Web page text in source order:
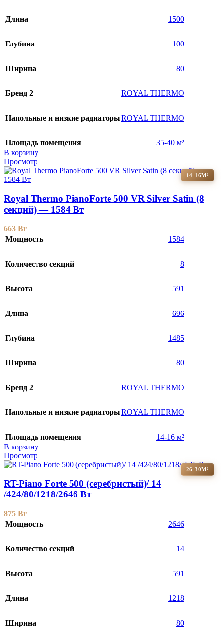
Длина 1500
Глубина 100
Ширина 80
Бренд 2 ROYAL THERMO
Напольные и низкие радиаторыROYAL THERMO
Площадь помещения
35-40 м²
В корзину
Просмотр
14-16М²
Royal Thermo PianoForte 500 VR Silver Satin (8
секций) — 1584 Вт
663 Br
Мощность
1584
Количество секций 8
Высота 591
Длина 696
Глубина 1485
Ширина 80
Бренд 2 ROYAL THERMO
Напольные и низкие радиаторыROYAL THERMO
Площадь помещения
14-16 м²
В корзину
Просмотр
26-30М²
RT-Piano Forte 500 (серебристый)/ 14
/424/80/1218/2646 Вт
875 Br
Мощность
2646
Количество секций 14
Высота 591
Длина 1218
Ширина 80